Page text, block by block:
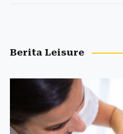
Berita Leisure